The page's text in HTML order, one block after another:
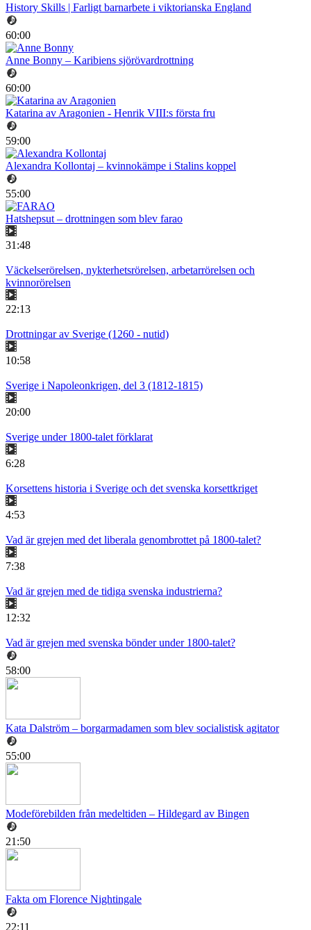
History Skills | Farligt barnarbete i viktorianska England
60:00
Anne Bonny – Karibiens sjörövardrottning
60:00
Katarina av Aragonien - Henrik VIII:s första fru
59:00
Alexandra Kollontaj – kvinnokämpe i Stalins koppel
55:00
Hatshepsut – drottningen som blev farao
31:48
Väckelserörelsen, nykterhetsrörelsen, arbetarrörelsen och
kvinnorörelsen
22:13
Drottningar av Sverige (1260 - nutid)
10:58
Sverige i Napoleonkrigen, del 3 (1812-1815)
20:00
Sverige under 1800-talet förklarat
6:28
Korsettens historia i Sverige och det svenska korsettkriget
4:53
Vad är grejen med det liberala genombrottet på 1800-talet?
7:38
Vad är grejen med de tidiga svenska industrierna?
12:32
Vad är grejen med svenska bönder under 1800-talet?
58:00
Kata Dalström – borgarmadamen som blev socialistisk agitator
55:00
Modeförebilden från medeltiden – Hildegard av Bingen
21:50
Fakta om Florence Nightingale
22:11